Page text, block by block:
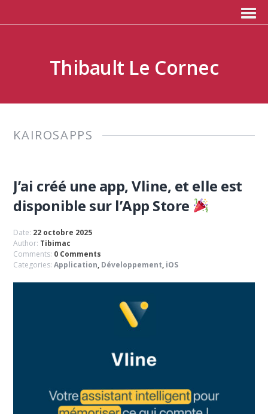
Thibault Le Cornec
KAIROSAPPS
J’ai créé une app, Vline, et elle est
disponible sur l’App Store
Date: 22 octobre 2025
Author: Tibimac
Comments: 0 Comments
Categories:Application, Développement, iOS